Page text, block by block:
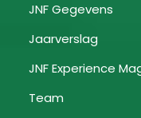
JNF Gegevens
Jaarverslag
JNF Experience
Team